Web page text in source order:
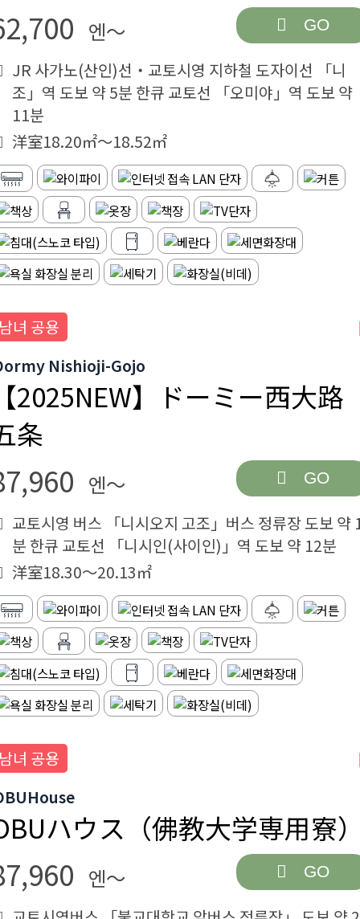
엔～ GO
JR 사가노(산인)선・교토시영 지하철 도자이선 「니
조」역 도보 약 5분 한큐 교토선 「오미야」역 도보 약
11분
洋室18.20㎡～18.52㎡
녀 공용
Nishioji-Gojo
2025NEW】ドーミー西大路
条
엔～ GO
교토시영 버스 「니시오지 고조」버스 정류장 도보 약
분 한큐 교토선 「니시인(사이인)」역 도보 약 12분
洋室18.30～20.13㎡
녀 공용
ハウス（佛教大学専用寮
엔～ GO